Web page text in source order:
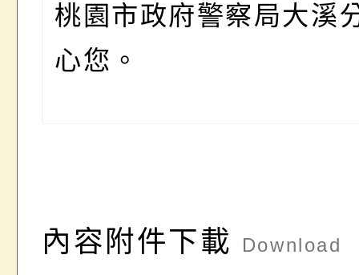
桃園市政府警察局大溪
心您。
內容附件下載 Download